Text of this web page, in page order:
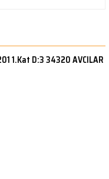
1.Kat D:3 34320 AVCILAR